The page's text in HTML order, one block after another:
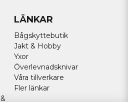
LÄNKAR
Bågskyttebutik
Jakt & Hobby
Yxor
Överlevnadsknivar
Våra tillverkare
Fler länkar